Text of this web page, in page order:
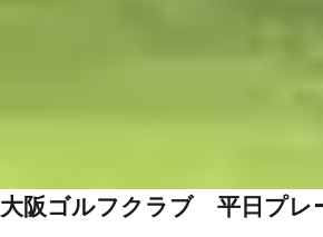
大阪ゴルフクラブ 平日プレ